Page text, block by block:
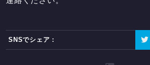
SNSでシェア :